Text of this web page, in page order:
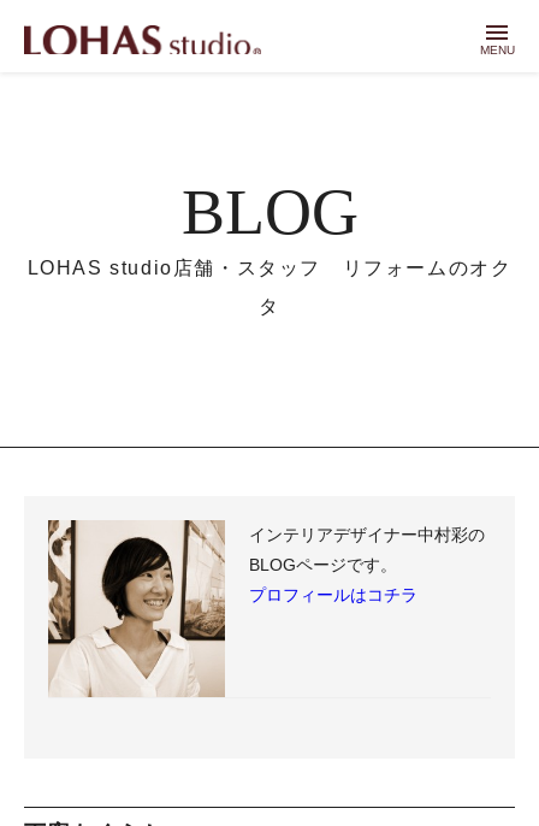
menu
MENU
BLOG
LOHAS studio店舗・スタッフ リフォームのオク
タ
インテリアデザイナー中村彩の
BLOGページです。
プロフィールはコチラ